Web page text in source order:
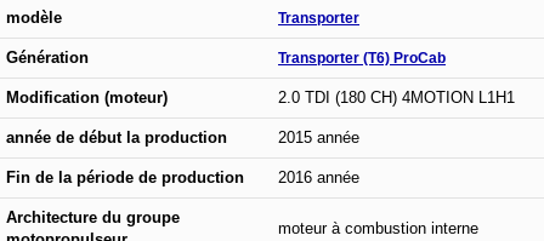
modèle Transporter
Génération Transporter (T6) ProCab
Modification (moteur) 2.0 TDI (180 CH) 4MOTION L1H1
année de début la production 2015 année
Fin de la période de production 2016 année
Architecture du groupe
moteur à combustion interne